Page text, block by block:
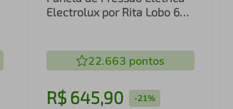
Electrolux por Rita Lobo 6L
22.663 pontos
R$645,90 -21%